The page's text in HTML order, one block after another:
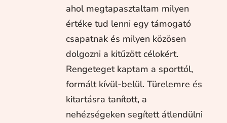
ahol megtapasztaltam milyen
értéke tud lenni egy támogató
csapatnak és milyen közösen
dolgozni a kitűzött célokért.
Rengeteget kaptam a sporttól,
formált kívül-belül. Türelemre és
kitartásra tanított, a
nehézségeken segített átlendülni